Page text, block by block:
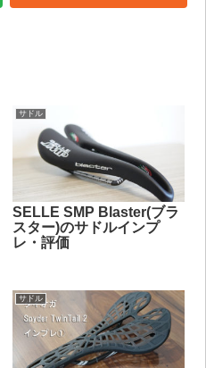
サドル
SELLE SMP Blaster(ブラ
スター)のサドルインプ
レ・評価
サドル